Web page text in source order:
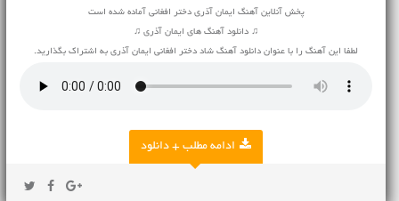
پخش آنلاین آهنگ ایمان آذری دختر افغانی آماده شده است
♫ دانلود آهنگ های ایمان آذری ♫
لطفا این آهنگ را با عنوان دانلود آهنگ شاد دختر افغانی ایمان آذری به اشتراک بگذارید.
ادامه مطلب + دانلود